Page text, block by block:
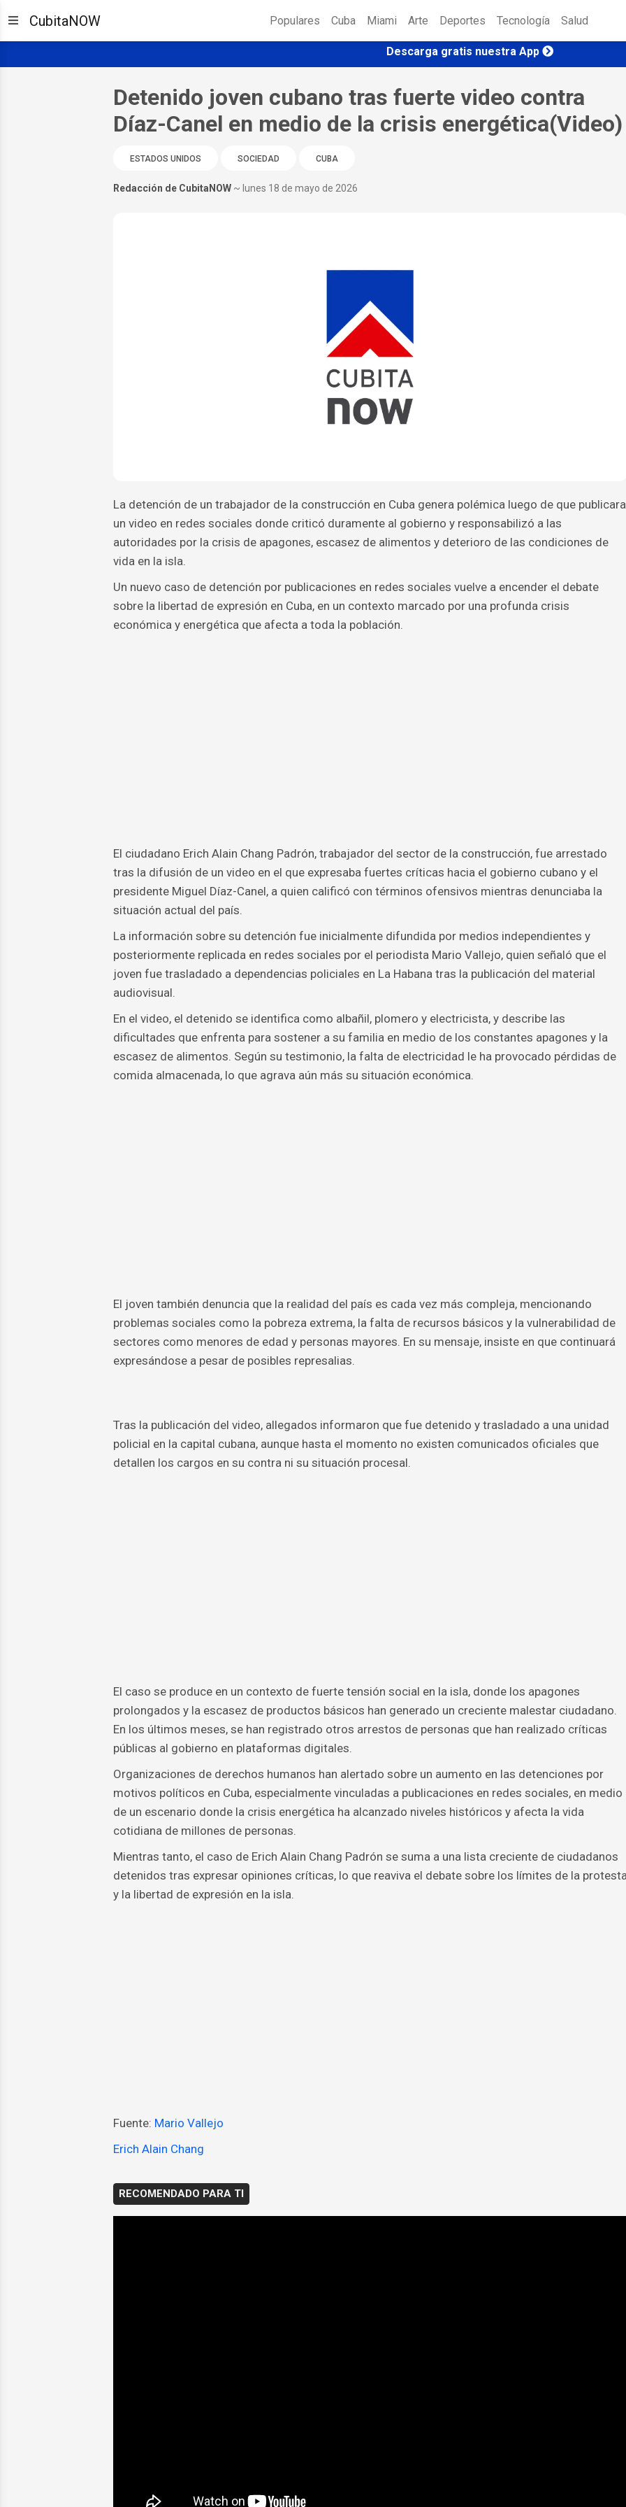
CubitaNOW Populares Cuba Miami Arte Deportes Tecnología Salud
Descarga gratis nuestra App
Detenido joven cubano tras fuerte video contra
Díaz-Canel en medio de la crisis energética(Video)
ESTADOS UNIDOS SOCIEDAD CUBA
Redacción de CubitaNOW ~ lunes 18 de mayo de 2026
La detención de un trabajador de la construcción en Cuba genera polémica luego de que publicara
un video en redes sociales donde criticó duramente al gobierno y responsabilizó a las
autoridades por la crisis de apagones, escasez de alimentos y deterioro de las condiciones de
vida en la isla.
Un nuevo caso de detención por publicaciones en redes sociales vuelve a encender el debate
sobre la libertad de expresión en Cuba, en un contexto marcado por una profunda crisis
económica y energética que afecta a toda la población.
El ciudadano Erich Alain Chang Padrón, trabajador del sector de la construcción, fue arrestado
tras la difusión de un video en el que expresaba fuertes críticas hacia el gobierno cubano y el
presidente Miguel Díaz-Canel, a quien calificó con términos ofensivos mientras denunciaba la
situación actual del país.
La información sobre su detención fue inicialmente difundida por medios independientes y
posteriormente replicada en redes sociales por el periodista Mario Vallejo, quien señaló que el
joven fue trasladado a dependencias policiales en La Habana tras la publicación del material
audiovisual.
En el video, el detenido se identifica como albañil, plomero y electricista, y describe las
dificultades que enfrenta para sostener a su familia en medio de los constantes apagones y la
escasez de alimentos. Según su testimonio, la falta de electricidad le ha provocado pérdidas de
comida almacenada, lo que agrava aún más su situación económica.
El joven también denuncia que la realidad del país es cada vez más compleja, mencionando
problemas sociales como la pobreza extrema, la falta de recursos básicos y la vulnerabilidad de
sectores como menores de edad y personas mayores. En su mensaje, insiste en que continuará
expresándose a pesar de posibles represalias.
Tras la publicación del video, allegados informaron que fue detenido y trasladado a una unidad
policial en la capital cubana, aunque hasta el momento no existen comunicados oficiales que
detallen los cargos en su contra ni su situación procesal.
El caso se produce en un contexto de fuerte tensión social en la isla, donde los apagones
prolongados y la escasez de productos básicos han generado un creciente malestar ciudadano.
En los últimos meses, se han registrado otros arrestos de personas que han realizado críticas
públicas al gobierno en plataformas digitales.
Organizaciones de derechos humanos han alertado sobre un aumento en las detenciones por
motivos políticos en Cuba, especialmente vinculadas a publicaciones en redes sociales, en medio
de un escenario donde la crisis energética ha alcanzado niveles históricos y afecta la vida
cotidiana de millones de personas.
Mientras tanto, el caso de Erich Alain Chang Padrón se suma a una lista creciente de ciudadanos
detenidos tras expresar opiniones críticas, lo que reaviva el debate sobre los límites de la
y la libertad de expresión en la isla.
Fuente: Mario Vallejo
Erich Alain Chang
RECOMENDADO PARA TI